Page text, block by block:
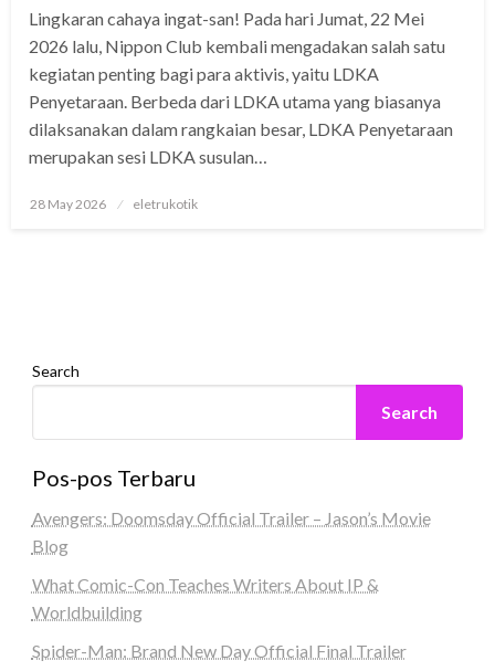
Lingkaran cahaya ingat-san! Pada hari Jumat, 22 Mei
2026 lalu, Nippon Club kembali mengadakan salah satu
kegiatan penting bagi para aktivis, yaitu LDKA
Penyetaraan. Berbeda dari LDKA utama yang biasanya
dilaksanakan dalam rangkaian besar, LDKA Penyetaraan
merupakan sesi LDKA susulan…
Posted
28 May 2026 eletrukotik
Search
Search
Pos-pos Terbaru
Avengers: Doomsday Official Trailer – Jason’s Movie
Blog
What Comic-Con Teaches Writers About IP &
Worldbuilding
Spider-Man: Brand New Day Official Final Trailer